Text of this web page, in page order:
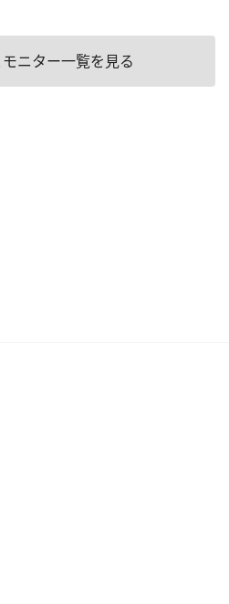
ニター一覧を見る